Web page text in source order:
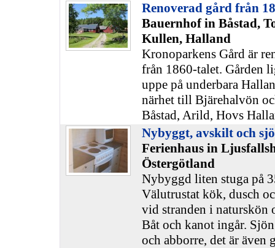
Renoverad gård från
Bauernhof in Båstad,
Kullen, Halland
Kronoparkens Gård är
från 1860-talet. Gården
uppe på underbara
närhet till Bjärehalvön
Båstad, Arild, Hovs
Nybyggt, avskilt och
Ferienhaus in
Östergötland
Nybyggd liten stuga på
Välutrustat kök, dusch
vid stranden i naturskön
Båt och kanot ingår.
och abborre, det är även